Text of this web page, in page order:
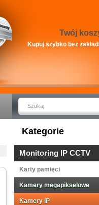
Twój
Kupuj szybko bez
Kategorie
Monitoring IP CCTV
Karty pamięci
Kamery megapikselowe
Kamery IP